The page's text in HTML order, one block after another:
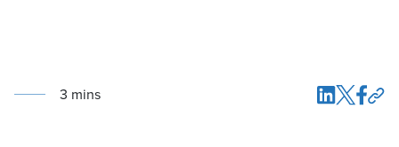
3 mins